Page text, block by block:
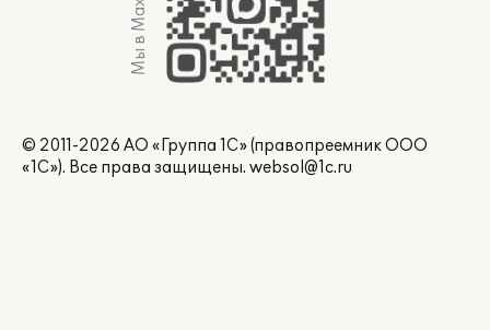
Мы в Max
© 2011-2026 АО «Группа 1С» (правопреемник ООО
«1С»). Все права защищены. websol@1c.ru